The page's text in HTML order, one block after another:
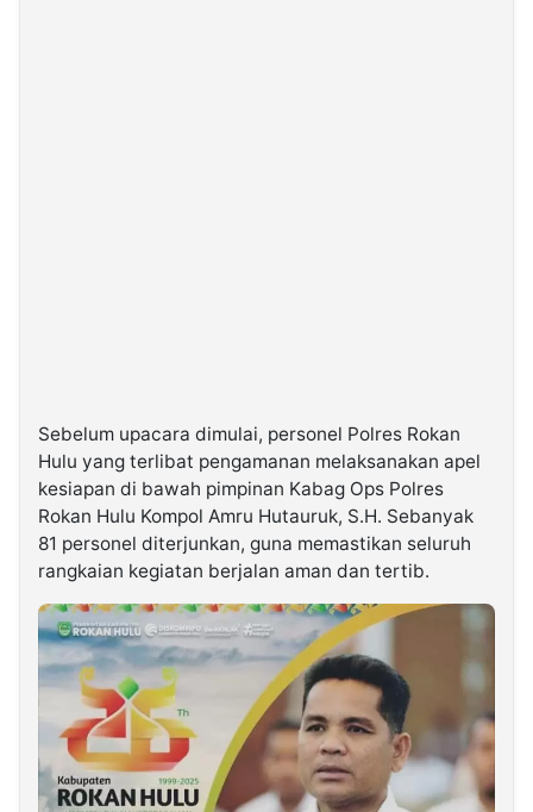
Sebelum upacara dimulai, personel Polres Rokan
Hulu yang terlibat pengamanan melaksanakan apel
kesiapan di bawah pimpinan Kabag Ops Polres
Rokan Hulu Kompol Amru Hutauruk, S.H. Sebanyak
81 personel diterjunkan, guna memastikan seluruh
rangkaian kegiatan berjalan aman dan tertib.